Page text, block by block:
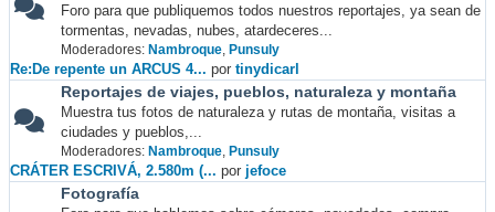
Foro para que publiquemos todos nuestros reportajes, ya sean de
tormentas, nevadas, nubes, atardeceres...
Moderadores: Nambroque, Punsuly
Re:De repente un ARCUS 4... por tinydicarl
Reportajes de viajes, pueblos, naturaleza y montaña
Muestra tus fotos de naturaleza y rutas de montaña, visitas a
ciudades y pueblos,...
Moderadores: Nambroque, Punsuly
CRÁTER ESCRIVÁ, 2.580m (... por jefoce
Fotografía